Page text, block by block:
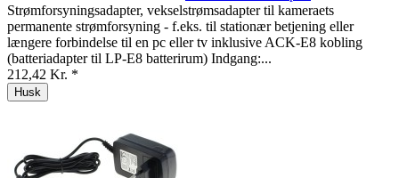
Strømforsyningsadapter, vekselstrømsadapter til kameraets
permanente strømforsyning - f.eks. til stationær betjening eller
længere forbindelse til en pc eller tv inklusive ACK-E8 kobling
(batteriadapter til LP-E8 batterirum) Indgang:...
212,42 Kr. *
Husk